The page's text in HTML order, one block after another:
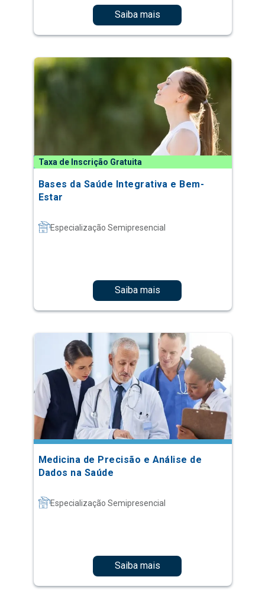
Saiba mais
Taxa de Inscrição Gratuita
Bases da Saúde Integrativa e Bem-
Estar
Especialização Semipresencial
Saiba mais
Medicina de Precisão e Análise de
Dados na Saúde
Especialização Semipresencial
Saiba mais